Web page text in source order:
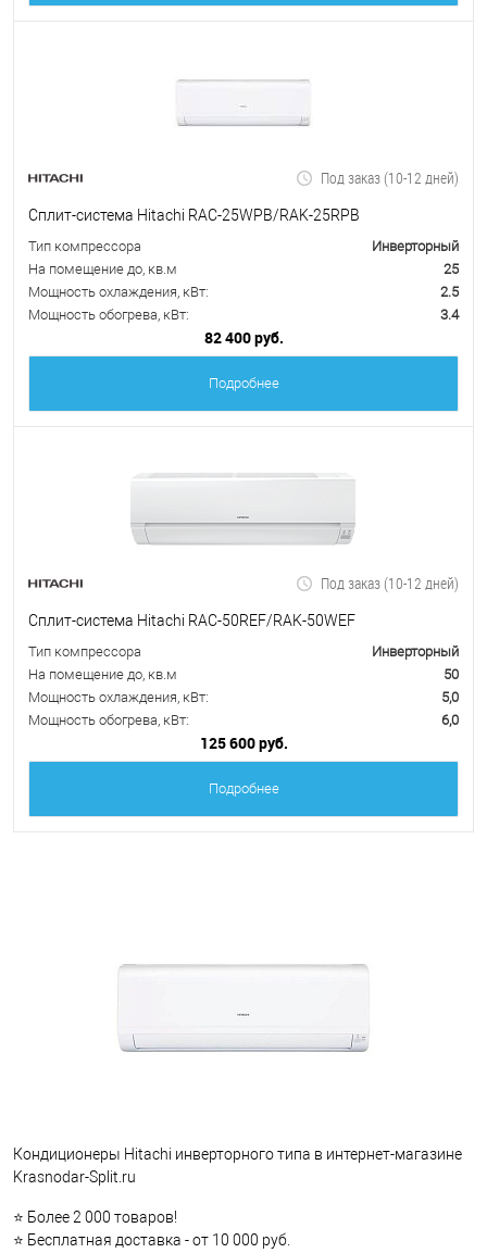
Под заказ (10-12 дней)
Сплит-система Hitachi RAC-25WPB/RAK-25RPB
Тип компрессора
Инверторный
На помещение до, кв.м
25
Мощность охлаждения, кВт:
2.5
Мощность обогрева, кВт:
3.4
82 400 руб.
Подробнее
Под заказ (10-12 дней)
Сплит-система Hitachi RAC-50REF/RAK-50WEF
Тип компрессора
Инверторный
На помещение до, кв.м
50
Мощность охлаждения, кВт:
5,0
Мощность обогрева, кВт:
6,0
125 600 руб.
Подробнее
Кондиционеры Hitachi инверторного типа в интернет-магазине
Krasnodar-Split.ru
⭐ Более 2 000 товаров!
⭐ Бесплатная доставка - от 10 000 руб.